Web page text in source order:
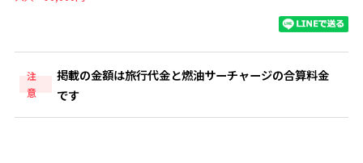
注
意
掲載の金額は旅行代金と燃油サーチャージの合算料金
です